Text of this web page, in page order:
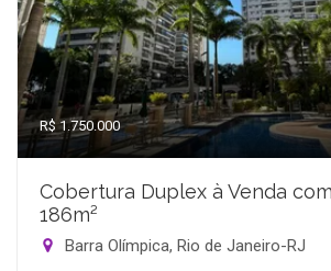
R$ 1.750.000
Cobertura Duplex à Venda
186m²
Barra Olímpica, Rio de Janeiro-RJ